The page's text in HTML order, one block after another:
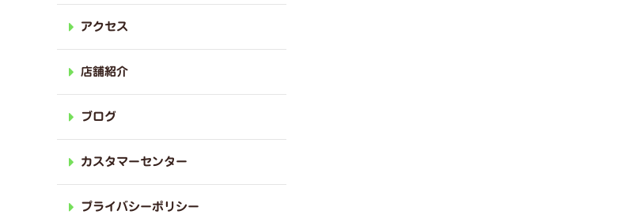
アクセス
店舗紹介
ブログ
カスタマーセンター
プライバシーポリシー